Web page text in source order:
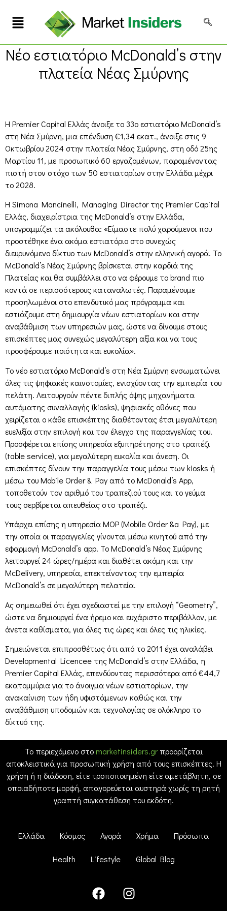
Νέο εστιατόριο McDonald’s στην
πλατεία Νέας Σμύρνης
Η Premier Capital Ελλάς άνοιξε το 33ο εστιατόριο McDonald’s
στη Νέα Σμύρνη, μια επένδυση €1,34 εκατ., άνοιξε στις 9
Οκτωβρίου 2024 στην πλατεία Νέας Σμύρνης, στη οδό 25ης
Μαρτίου 11, με προσωπικό 60 εργαζομένων, παραμένοντας
πιστή στον στόχο των 50 εστιατορίων στην Ελλάδα μέχρι
το 2028.
Η Simona Mancinelli, Managing Director της Premier Capital
Ελλάς, διαχειρίστρια της McDonald’s στην Ελλάδα,
υπογραμμίζει τα ακόλουθα: «Είμαστε πολύ χαρούμενοι που
προστέθηκε ένα ακόμα εστιατόριο στο συνεχώς
διευρυνόμενο δίκτυο των McDonald’s στην ελληνική αγορά. Το
McDonald’s Νέας Σμύρνης βρίσκεται στην καρδιά της
Πλατείας και θα συμβάλλει στο να φέρουμε το brand πιο
κοντά σε περισσότερους καταναλωτές. Παραμένουμε
προσηλωμένοι στο επενδυτικό μας πρόγραμμα και
εστιάζουμε στη δημιουργία νέων εστιατορίων και στην
αναβάθμιση των υπηρεσιών μας, ώστε να δίνουμε στους
επισκέπτες μας συνεχώς μεγαλύτερη αξία και να τους
προσφέρουμε ποιότητα και ευκολία».
Το νέο εστιατόριο McDonald’s στη Νέα Σμύρνη ενσωματώνει
όλες τις ψηφιακές καινοτομίες, ενισχύοντας την εμπειρία του
πελάτη. Λειτουργούν πέντε διπλής όψης μηχανήματα
αυτόματης συναλλαγής (kiosks), ψηφιακές οθόνες που
χειρίζεται ο κάθε επισκέπτης διαθέτοντας έτσι μεγαλύτερη
ευελιξία στην επιλογή και τον έλεγχο της παραγγελίας του.
Προσφέρεται επίσης υπηρεσία εξυπηρέτησης στο τραπέζι
(table service), για μεγαλύτερη ευκολία και άνεση. Οι
επισκέπτες δίνουν την παραγγελία τους μέσω των kiosks ή
μέσω του Mobile Order & Pay από το McDonald’s App,
τοποθετούν τον αριθμό του τραπεζιού τους και το γεύμα
τους σερβίρεται απευθείας στο τραπέζι.
Υπάρχει επίσης η υπηρεσία MOP (Mobile Order &a Pay), με
την οποία οι παραγγελίες γίνονται μέσω κινητού από την
εφαρμογή McDonald’s app. Το McDonald’s Νέας Σμύρνης
λειτουργεί 24 ώρες/ημέρα και διαθέτει ακόμη και την
McDelivery, υπηρεσία, επεκτείνοντας την εμπειρία
McDonald’s σε μεγαλύτερη πελατεία.
Ας σημειωθεί ότι έχει σχεδιαστεί με την επιλογή “Geometry”,
ώστε να δημιουργεί ένα ήρεμο και ευχάριστο περιβάλλον, με
άνετα καθίσματα, για όλες τις ώρες και όλες τις ηλικίες.
Σημειώνεται επιπροσθέτως ότι από το 2011 έχει αναλάβει
Developmental Licencee της McDonald’s στην Ελλάδα, η
Premier Capital Ελλάς, επενδύοντας περισσότερα από €44,7
εκατομμύρια για το άνοιγμα νέων εστιατορίων, την
ανακαίνιση των ήδη υφιστάμενων καθώς και την
αναβάθμιση υποδομών και τεχνολογίας σε ολόκληρο το
δίκτυό της.
Το περιεχόμενο στοmarketinsiders.grπροορίζεται
αποκλειστικά για προσωπική χρήση από τους επισκέπτες. Η
χρήση ή η διάδοση, είτε τροποποιημένη είτε αμετάβλητη, σε
οποιαδήποτε μορφή, απαγορεύεται αυστηρά χωρίς τη ρητή
γραπτή συγκατάθεση του εκδότη.
Ελλάδα Κόσμος Αγορά Χρήμα Πρόσωπα
Health Lifestyle Global Blog